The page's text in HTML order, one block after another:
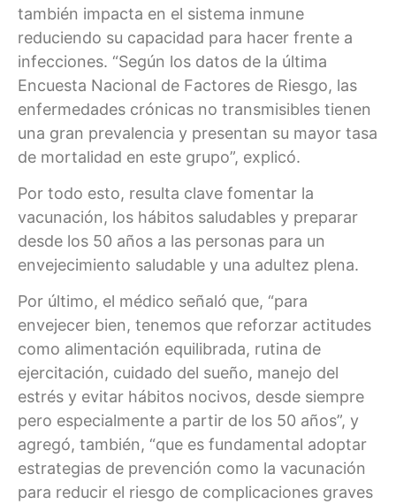
también impacta en el sistema inmune
reduciendo su capacidad para hacer frente a
infecciones. “Según los datos de la última
Encuesta Nacional de Factores de Riesgo, las
enfermedades crónicas no transmisibles tienen
una gran prevalencia y presentan su mayor tasa
de mortalidad en este grupo”, explicó.
Por todo esto, resulta clave fomentar la
vacunación, los hábitos saludables y preparar
desde los 50 años a las personas para un
envejecimiento saludable y una adultez plena.
Por último, el médico señaló que, “para
envejecer bien, tenemos que reforzar actitudes
como alimentación equilibrada, rutina de
ejercitación, cuidado del sueño, manejo del
estrés y evitar hábitos nocivos, desde siempre
pero especialmente a partir de los 50 años”, y
agregó, también, “que es fundamental adoptar
estrategias de prevención como la vacunación
para reducir el riesgo de complicaciones graves